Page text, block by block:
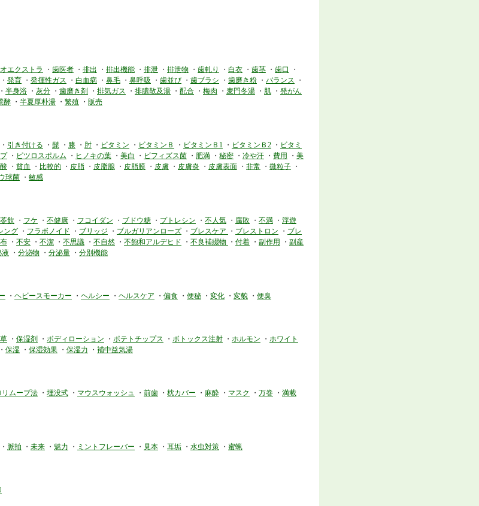
エクストラ ・ 歯医者 ・ 排出 ・ 排出機能 ・ 排泄 ・ 排泄物 ・ 歯軋り ・ 白衣 ・ 歯茎 ・ 歯口
・
・ 発育 ・ 発揮性ガス ・ 白血病 ・ 鼻毛 ・ 鼻呼吸 ・ 歯並び ・ 歯ブラシ ・ 歯磨き粉 ・ バランス ・
・ 半身浴 ・ 灰分 ・ 歯磨き剤 ・ 排気ガス ・ 排膿散及湯 ・ 配合 ・ 梅肉 ・ 麦門冬湯 ・ 肌 ・ 発がん
酵 ・ 半夏厚朴湯 ・ 繁殖 ・ 販売
・ 引き付ける ・ 髭 ・ 膝 ・ 肘 ・ ビタミン ・ ビタミンＢ ・ ビタミンＢ1 ・ ビタミンＢ2 ・ ビタミ
・ ピツロスポルム ・ ヒノキの葉 ・ 美白 ・ ビフィズス菌 ・ 肥満 ・ 秘密 ・ 冷や汗 ・ 費用 ・ 美
・ 貧血 ・ 比較的 ・ 皮脂 ・ 皮脂腺 ・ 皮脂膜 ・ 皮膚 ・ 皮膚炎 ・ 皮膚表面 ・ 非常 ・ 微粒子 ・
球菌 ・ 敏感
飲 ・ フケ ・ 不健康 ・ フコイダン ・ ブドウ糖 ・ プトレシン ・ 不人気 ・ 腐敗 ・ 不満 ・ 浮遊
ング ・ フラボノイド ・ ブリッジ ・ ブルガリアンローズ ・ ブレスケア ・ ブレストロン ・ ブレ
・ 不安 ・ 不潔 ・ 不思議 ・ 不自然 ・ 不飽和アルデヒド ・ 不良補綴物 ・ 付着 ・ 副作用 ・ 副産
液 ・ 分泌物 ・ 分泌量 ・ 分別機能
・ ヘビースモーカー ・ ヘルシー ・ ヘルスケア ・ 偏食 ・ 便秘 ・ 変化 ・ 変貌 ・ 便臭
・ 保湿剤 ・ ボディローション ・ ポテトチップス ・ ボトックス注射 ・ ホルモン ・ ホワイト
・ 保湿 ・ 保湿効果 ・ 保湿力 ・ 補中益気湯
リムーブ法 ・ 埋没式 ・ マウスウォッシュ ・ 前歯 ・ 枕カバー ・ 麻酔 ・ マスク ・ 万巻 ・ 満載
・ 脈拍 ・ 未来 ・ 魅力 ・ ミントフレーバー ・ 見本 ・ 耳垢 ・ 水虫対策 ・ 蜜蝋